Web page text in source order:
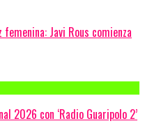
femenina: Javi Rous comienza
2026 con ‘Radio Guaripolo 2’